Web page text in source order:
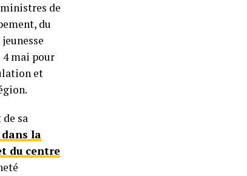
de
du
4 mai pour
et
sa
la
du centre